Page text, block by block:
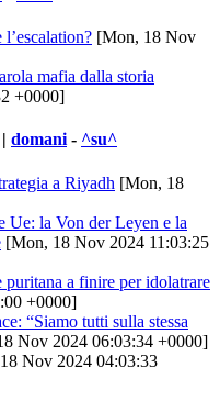
[Mon, 18 Nov
mafia dalla storia
+0000]
domani- ^su^
a Riyadh [Mon, 18
Ue: la Von der Leyen e la
[Mon, 18 Nov 2024 11:03:25
a finire per idolatrare
+0000]
“Siamo tutti sulla stessa
Nov 2024 06:03:34 +0000]
Nov 2024 04:03:33